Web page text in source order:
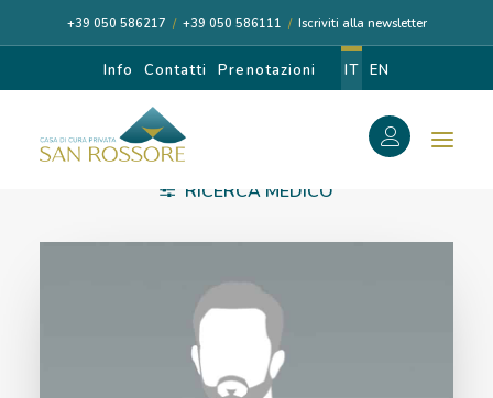
+39 050 586217 / +39 050 586111 / Iscriviti alla newsletter
Info Contatti Prenotazioni IT EN
Search
RICERCA MEDICO